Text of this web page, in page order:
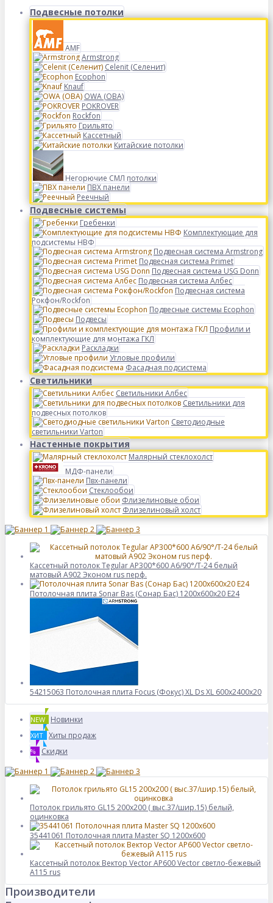
Подвесные потолки
AMF
Armstrong
Celenit (Селенит)
Ecophon
Knauf
OWA (ОВА)
POKROVER
Rockfon
Грильято
Кассетный
Китайские потолки
Негорючие СМЛ потолки
ПВХ панели
Реечный
Подвесные системы
Гребенки
Комплектующие для
подсистемы НВФ
Подвесная система Armstrong
Подвесная система Primet
Подвесная система USG Donn
Подвесная система Албес
Подвесная система
Рокфон/Rockfon
Подвесные системы Ecophon
Подвесы
Профили и
комплектующие для монтажа ГКЛ
Раскладки
Угловые профили
Фасадная подсистема
Светильники
Светильники Албес
Светильники для
подвесных потолков
Светодиодные
светильники Varton
Настенные покрытия
Малярный стеклохолст
МДФ-панели
Пвх-панели
Стеклообои
Флизелиновые обои
Флизелиновый холст
Кассетный потолок Tegular AP300*600 A6/90°/Т-24 белый
матовый А902 Эконом rus перф.
Потолочная плита Sonar Bas (Сонар Бас) 1200x600x20 E24
54215063 Потолочная плита Focus (Фокус) XL Ds XL 600x2400x20
NEW Новинки
ХИТ Хиты продаж
% Скидки
Потолок грильято GL15 200х200 ( выс.37/шир.15) белый,
оцинковка
35441061 Потолочная плита Master SQ 1200x600
Кассетный потолок Вектор Veсtor AP600 Vector светло-бежевый
А115 rus
Производители